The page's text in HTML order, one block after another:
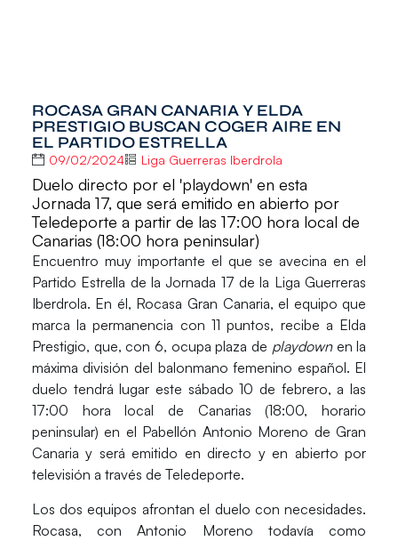
ROCASA GRAN CANARIA Y ELDA
PRESTIGIO BUSCAN COGER AIRE EN
EL PARTIDO ESTRELLA
09/02/2024 Liga Guerreras Iberdrola
Duelo directo por el 'playdown' en esta
Jornada 17, que será emitido en abierto por
Teledeporte a partir de las 17:00 hora local de
Canarias (18:00 hora peninsular)
Encuentro muy importante el que se avecina en el
Partido Estrella de laJornada 17 de la Liga Guerreras
Iberdrola. En él, Rocasa Gran Canaria, el equipo que
marca la permanencia con 11 puntos, recibe a Elda
Prestigio, que, con 6, ocupa plaza de playdown en la
máxima división del balonmano femenino español. El
duelo tendrá lugar este sábado10 de febrero, a las
17:00 hora local de
Canarias(18:00, horario
peninsular) en el Pabellón Antonio Moreno deGran
Canariay será emitido en directo y en abierto por
televisión a través de Teledeporte.
Los dos equipos afrontan el duelo con necesidades.
Rocasa, conAntonio Moreno todavía como